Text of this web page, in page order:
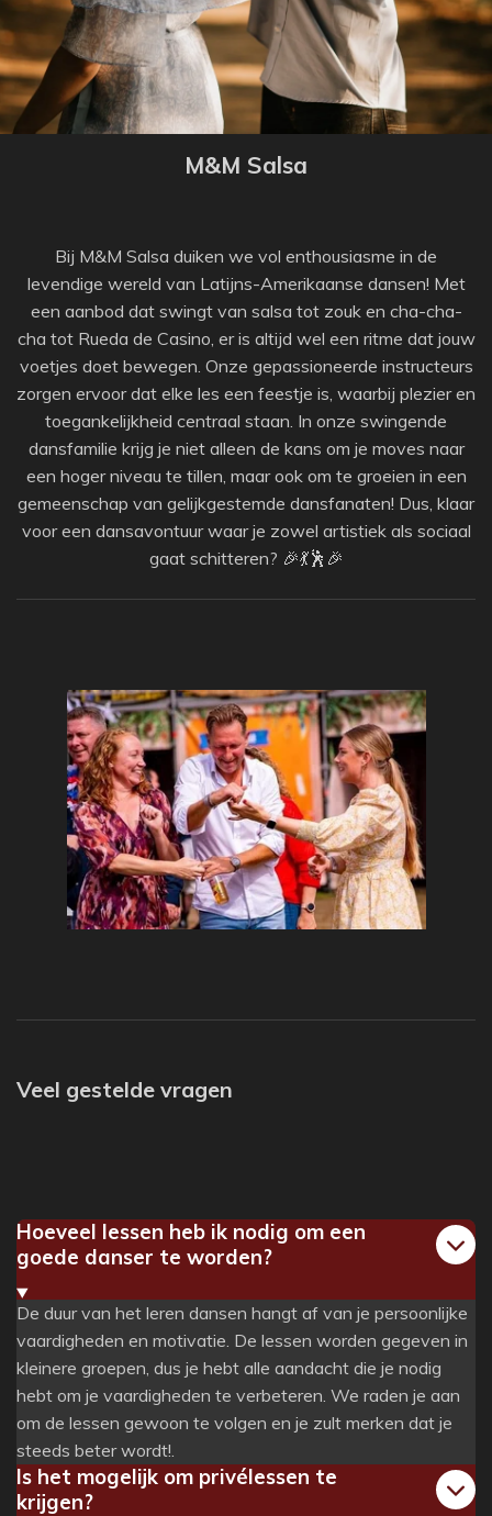
M&M Salsa
Bij M&M Salsa duiken we vol enthousiasme in de
levendige wereld van Latijns-Amerikaanse dansen! Met
een aanbod dat swingt van salsa tot zouk en cha-cha-
cha tot Rueda de Casino, er is altijd wel een ritme dat jouw
voetjes doet bewegen. Onze gepassioneerde instructeurs
zorgen ervoor dat elke les een feestje is, waarbij plezier en
toegankelijkheid centraal staan. In onze swingende
dansfamilie krijg je niet alleen de kans om je moves naar
een hoger niveau te tillen, maar ook om te groeien in een
gemeenschap van gelijkgestemde dansfanaten! Dus, klaar
voor een dansavontuur waar je zowel artistiek als sociaal
gaat schitteren? 🎉💃🕺🎉
Veel gestelde vragen
Hoeveel lessen heb ik nodig om een
goede danser te worden?
De duur van het leren dansen hangt af van je persoonlijke
vaardigheden en motivatie. De lessen worden gegeven in
kleinere groepen, dus je hebt alle aandacht die je nodig
hebt om je vaardigheden te verbeteren. We raden je aan
om de lessen gewoon te volgen en je zult merken dat je
steeds beter wordt!.
Is het mogelijk om privélessen te
krijgen?